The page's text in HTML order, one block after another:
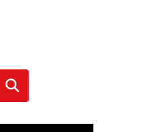
Szukaj